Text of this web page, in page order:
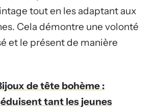
tout en les adaptant aux
Cela démontre une volonté
et le présent de manière
de tête bohème :
tant les jeunes